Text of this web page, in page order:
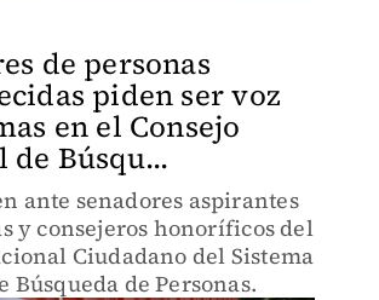
de personas
piden ser voz
en el Consejo
de Búsqu...
ante senadores aspirantes
y consejeros honoríficos del
Ciudadano del Sistema
Búsqueda de Personas.